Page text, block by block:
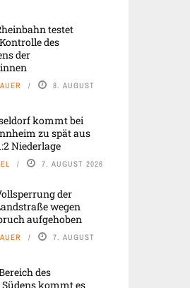
testet
des
der
8. AUGUST
kommt bei
zu spät aus
Niederlage
7. AUGUST 2026
der
wegen
aufgehoben
7. AUGUST
des
kommt es